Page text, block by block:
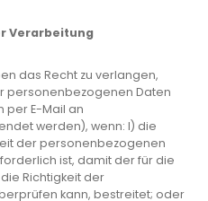
Verarbeitung
das Recht zu verlangen,
personenbezogenen Daten
per E-Mail an
werden), wenn: I) die
der personenbezogenen
ist, damit der für die
Richtigkeit der
kann, bestreitet; oder